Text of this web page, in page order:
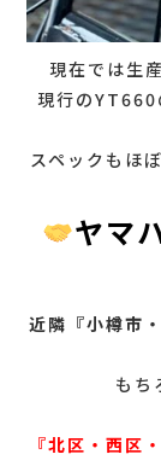
現在では生
現行のYT660
スペックもほ
ヤマ
近隣『小樽市
もち
『北区・西区